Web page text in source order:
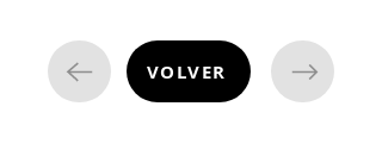
VOLVER